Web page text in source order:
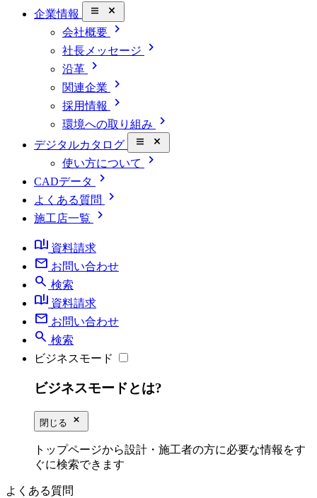
企業情報 close_small
会社概要 chevron_right
社長メッセージ chevron_right
沿革 chevron_right
関連企業 chevron_right
採用情報 chevron_right
環境への取り組み chevron_right
デジタルカタログ close_small
使い方について chevron_right
CADデータ chevron_right
よくある質問 chevron_right
施工店一覧
chevron_right
book_ribbon 資料請求
mail お問い合わせ
search 検索
book_ribbon 資料請求
mail お問い合わせ
search 検索
ビジネスモード
ビジネスモードとは?
閉じる close_small
トップページから設計・施工者の方に必要な情報をす
ぐに検索できます
よくある質問